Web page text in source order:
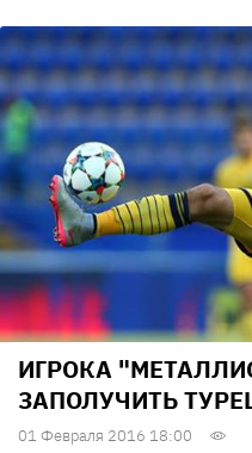
ИГРОКА
ЗАПОЛУЧИТЬ
01 Февраля 2016 18:00